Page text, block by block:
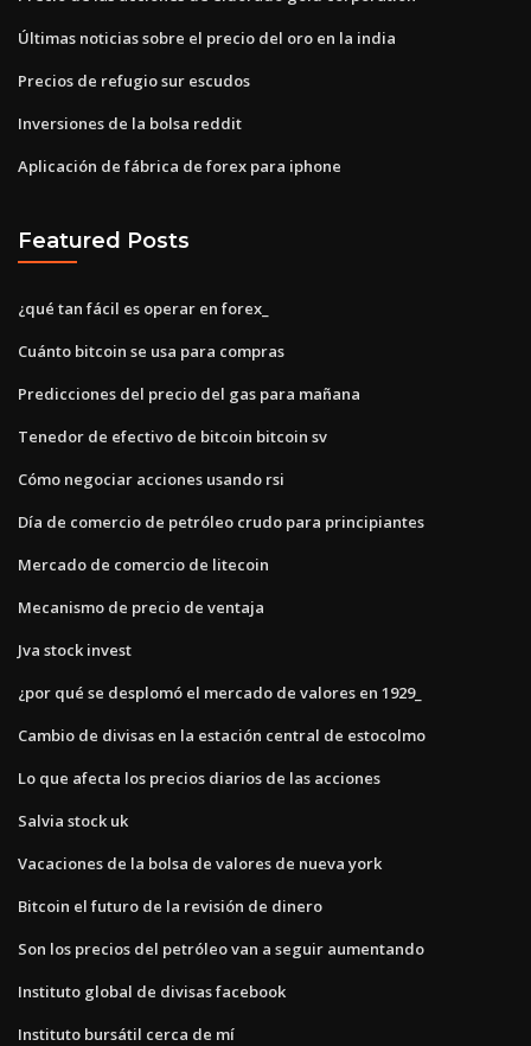
Últimas noticias sobre el precio del oro en la india
Precios de refugio sur escudos
Inversiones de la bolsa reddit
Aplicación de fábrica de forex para iphone
Featured Posts
¿qué tan fácil es operar en forex_
Cuánto bitcoin se usa para compras
Predicciones del precio del gas para mañana
Tenedor de efectivo de bitcoin bitcoin sv
Cómo negociar acciones usando rsi
Día de comercio de petróleo crudo para principiantes
Mercado de comercio de litecoin
Mecanismo de precio de ventaja
Jva stock invest
¿por qué se desplomó el mercado de valores en 1929_
Cambio de divisas en la estación central de estocolmo
Lo que afecta los precios diarios de las acciones
Salvia stock uk
Vacaciones de la bolsa de valores de nueva york
Bitcoin el futuro de la revisión de dinero
Son los precios del petróleo van a seguir aumentando
Instituto global de divisas facebook
Instituto bursátil cerca de mí